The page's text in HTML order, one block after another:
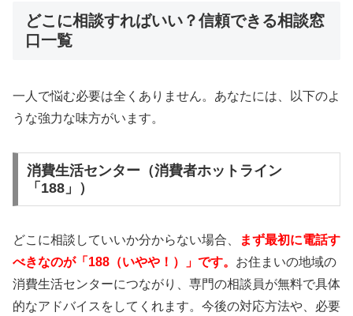
どこに相談すればいい？信頼できる相談窓
口一覧
一人で悩む必要は全くありません。あなたには、以下のよ
うな強力な味方がいます。
消費生活センター（消費者ホットライン
「188」）
どこに相談していいか分からない場合、
まず最初に電話す
べきなのが「188（いやや！）」です。 お住まいの地域の
消費生活センターにつながり、専門の相談員が無料で具体
的なアドバイスをしてくれます。今後の対応方法や、必要